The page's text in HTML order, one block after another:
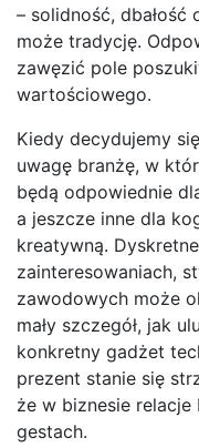
– solidność, dbałość
może tradycję.
zawęzić pole
wartościowego.
Kiedy decydujemy
uwagę branżę, w
będą odpowiednie
a jeszcze inne dla
kreatywną.
zainteresowaniach,
zawodowych może
mały szczegół, jak
konkretny gadżet
prezent stanie się
że w biznesie
gestach.